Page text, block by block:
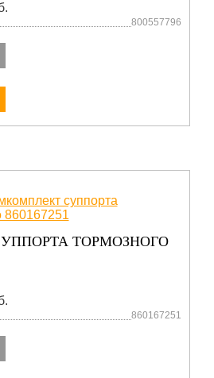
800557796
ТОРМОЗНОГО
860167251